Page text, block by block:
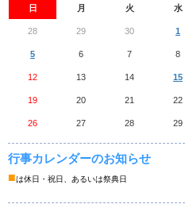
日 月 火 水
28 29 30 1
5 6 7 8
12 13 14 15
19 20 21 22
26 27 28 29
行事カレンダーのお知らせ
■は休日・祝日、あるいは祭典日